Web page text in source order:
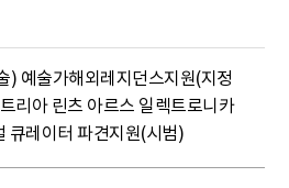
) 예술가해외레지던스지원(지정
리아 린츠 아르스 일렉트로니카
큐레이터 파견지원(시범)